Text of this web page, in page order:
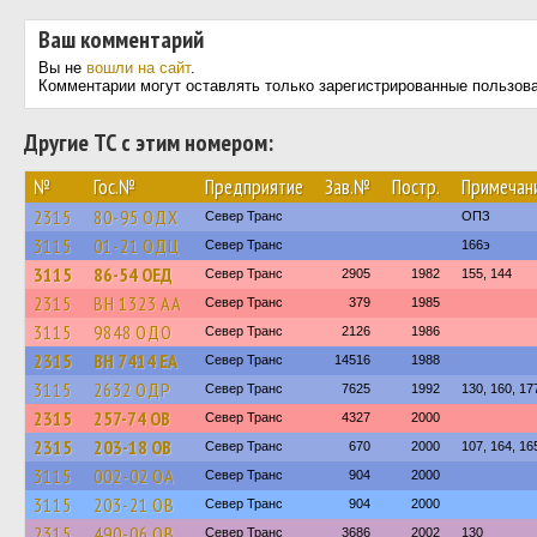
Ваш комментарий
Вы не вошли на сайт.
Комментарии могут оставлять только зарегистрированные
Другие ТС с этим номером:
№ Гос.№ Предприятие Зав.№ Постр.
2315 80-95 ОДХ Север Транс ОПЗ
3115 01-21 ОДЦ Север Транс 166э
3115 86-54 ОЕД Север Транс 2905 1982 155, 144
2315 BH 1323 AA Север Транс 379 1985
3115 9848 ОДО Север Транс 2126 1986
2315 BH 7414 EA Север Транс 14516 1988
3115 2632 ОДР Север Транс 7625 1992 130, 160,
2315 257-74 ОВ Север Транс 4327 2000
2315 203-18 ОВ Север Транс 670 2000 107, 164,
3115 002-02 ОА Север Транс 904 2000
3115 203-21 ОВ Север Транс 904 2000
Север Транс 3686 2002 130